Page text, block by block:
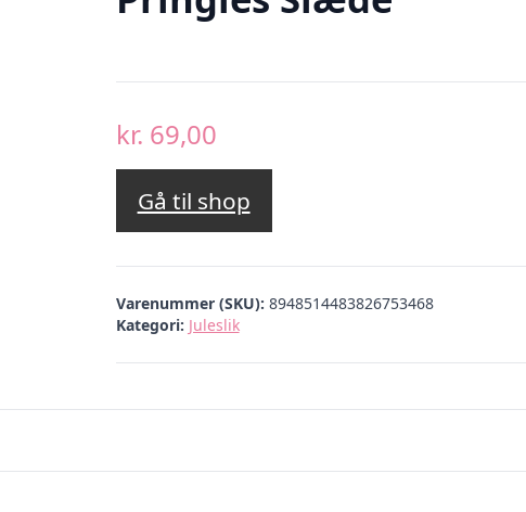
kr. 69,00
Gå til shop
Varenummer (SKU): 8948514483826753468
Kategori: Juleslik